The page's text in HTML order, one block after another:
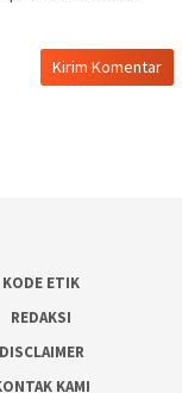
KODE ETIK
REDAKSI
DISCLAIMER
KAMI